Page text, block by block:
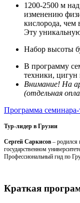
1200-2500 м
изменению
кислорода, чем
Эту
Набор высоты
В программу
техники, цигун
Внимание! На
(отдельная
Программа
Тур-лидер в Грузии
Сергей Саркисов – родился
государственном
Профессиональный гид по
Краткая